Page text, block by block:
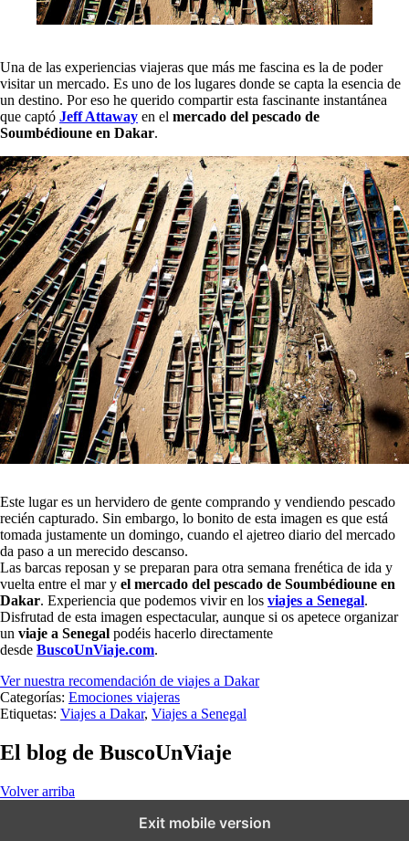
Una de las experiencias viajeras que más me fascina es la de poder
visitar un mercado. Es uno de los lugares donde se capta la esencia de
un destino. Por eso he querido compartir esta fascinante instantánea
que captó Jeff Attaway en el mercado del pescado de
Soumbédioune en Dakar.
Este lugar es un hervidero de gente comprando y vendiendo pescado
recién capturado. Sin embargo, lo bonito de esta imagen es que está
tomada justamente un domingo, cuando el ajetreo diario del mercado
da paso a un merecido descanso.
Las barcas reposan y se preparan para otra semana frenética de ida y
vuelta entre el mar y el mercado del pescado de Soumbédioune en
Dakar. Experiencia que podemos vivir en los viajes a Senegal.
Disfrutad de esta imagen espectacular, aunque si os apetece organizar
un viaje a Senegal podéis hacerlo directamente
desde BuscoUnViaje.com.
Ver nuestra recomendación de viajes a Dakar
Categorías: Emociones viajeras
Etiquetas: Viajes a Dakar, Viajes a Senegal
El blog de BuscoUnViaje
Volver arriba
Exit mobile version